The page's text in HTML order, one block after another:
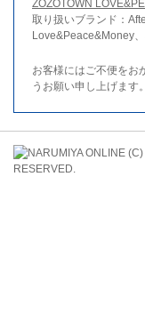
ZOZOTOWN
取り扱いブランド：
Love&Peace&Money
お客様にはご不便をお
うお願い申し上げます。